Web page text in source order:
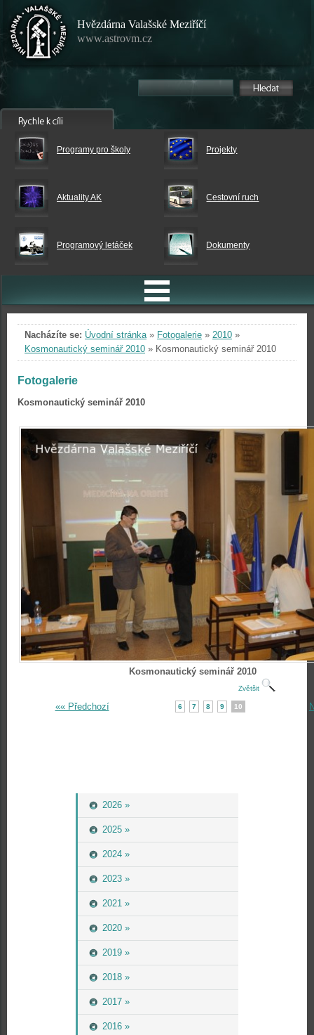
Hvězdárna Valašské Meziříčí
www.astrovm.cz
Programy pro školy Projekty
Aktuality AK Cestovní ruch
Programový letáček Dokumenty
2026 »
2025 »
2024 »
2023 »
2021 »
2020 »
2019 »
2018 »
2017 »
2016 »
Nacházíte se: Úvodní stránka» Fotogalerie » 2010 »
Kosmonautický seminář 2010 » Kosmonautický seminář 2010
Fotogalerie
Kosmonautický seminář 2010
Kosmonautický seminář 2010
Zvětšit
«« Předchozí 6 7 8 9 10